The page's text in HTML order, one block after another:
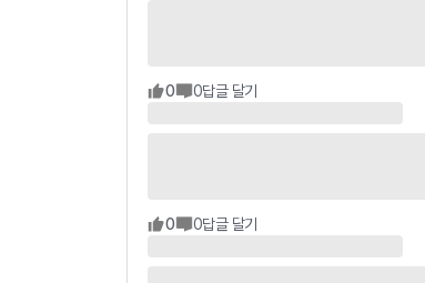
0 0답글 달기
0 0답글 달기